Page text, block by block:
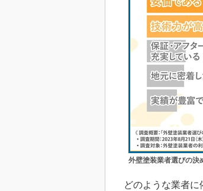
外壁塗装業者選びの決
どのような業者に